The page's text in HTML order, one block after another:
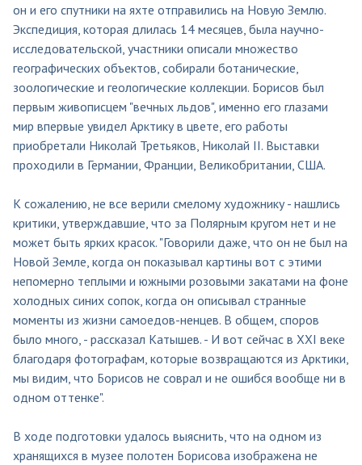
он и его спутники на яхте отправились на Новую Землю.
Экспедиция, которая длилась 14 месяцев, была научно-
исследовательской, участники описали множество
географических объектов, собирали ботанические,
зоологические и геологические коллекции. Борисов был
первым живописцем "вечных льдов", именно его глазами
мир впервые увидел Арктику в цвете, его работы
приобретали Николай Третьяков, Николай II. Выставки
проходили в Германии, Франции, Великобритании, США.
К сожалению, не все верили смелому художнику - нашлись
критики, утверждавшие, что за Полярным кругом нет и не
может быть ярких красок. "Говорили даже, что он не был на
Новой Земле, когда он показывал картины вот с этими
непомерно теплыми и южными розовыми закатами на фоне
холодных синих сопок, когда он описывал странные
моменты из жизни самоедов-ненцев. В общем, споров
было много, - рассказал Катышев. - И вот сейчас в XXI веке
благодаря фотографам, которые возвращаются из Арктики,
мы видим, что Борисов не соврал и не ошибся вообще ни в
одном оттенке".
В ходе подготовки удалось выяснить, что на одном из
хранящихся в музее полотен Борисова изображена не